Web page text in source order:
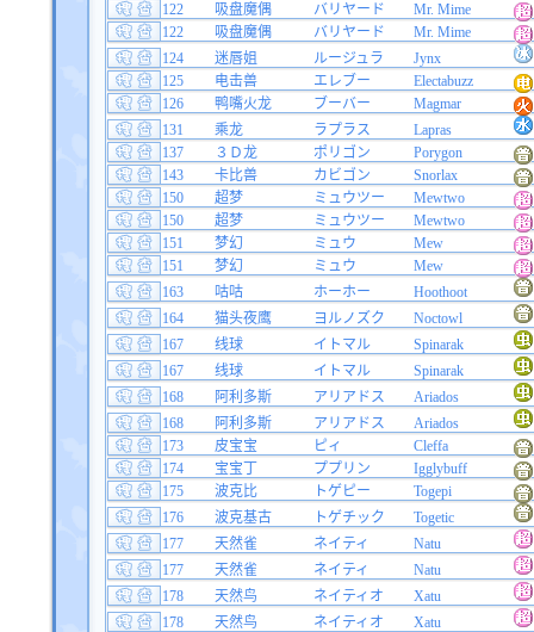
122
吸盘魔偶 バリヤード
Mr. Mime
122
吸盘魔偶 バリヤード
Mr. Mime
124
迷唇姐 ルージュラ
Jynx
125
电击兽 エレブー
Electabuzz
126
鸭嘴火龙 ブーバー
Magmar
131
乘龙 ラプラス
Lapras
137
３Ｄ龙 ポリゴン
Porygon
143
卡比兽 カビゴン
Snorlax
150
超梦 ミュウツー
Mewtwo
150
超梦 ミュウツー
Mewtwo
151
梦幻 ミュウ
Mew
151
梦幻 ミュウ
Mew
163
咕咕 ホーホー
Hoothoot
164
猫头夜鹰 ヨルノズク
Noctowl
167
线球 イトマル
Spinarak
167
线球 イトマル
Spinarak
168
阿利多斯 アリアドス
Ariados
168
阿利多斯 アリアドス
Ariados
173
皮宝宝 ピィ
Cleffa
174
宝宝丁 ププリン
Igglybuff
175
波克比 トゲピー
Togepi
176
波克基古 トゲチック
Togetic
177
天然雀 ネイティ
Natu
177
天然雀 ネイティ
Natu
178
天然鸟 ネイティオ
Xatu
178
天然鸟 ネイティオ
Xatu